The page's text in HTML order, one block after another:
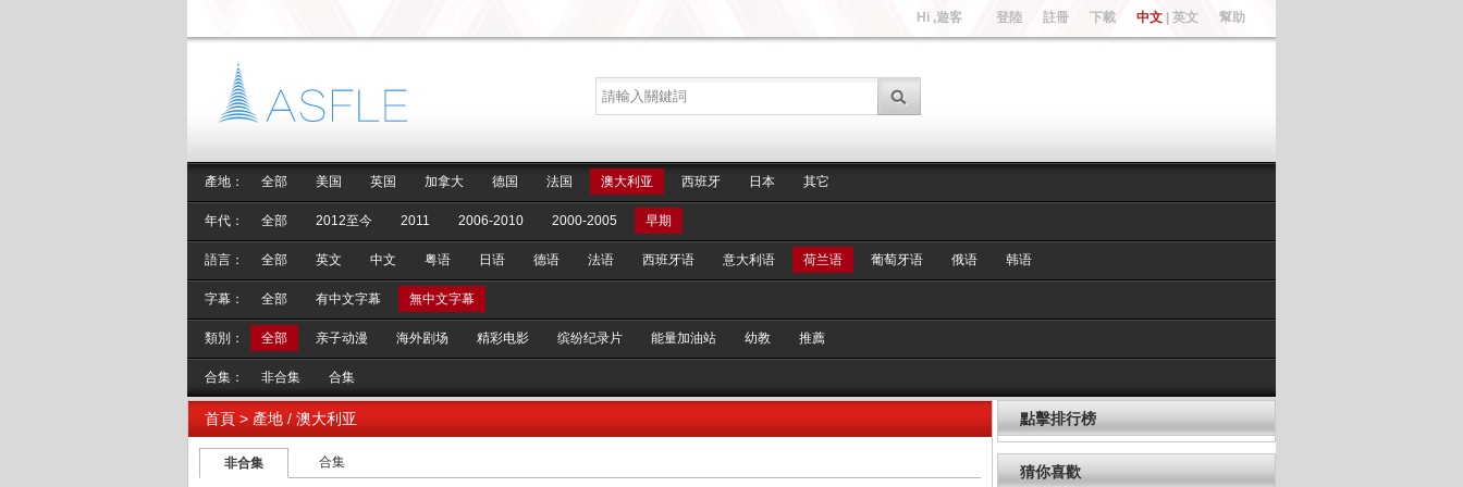
Hi ,遊客 登陸 註冊 下載 中文 英文 幫助
產地： 全部 美国 英国 加拿大 德国 法国 澳大利亚 西班牙 日本 其它
年代： 全部 2012至今 2011 2006-2010 2000-2005 早期
語言： 全部 英文 中文 粤语 日语 德语 法语 西班牙语 意大利语 荷兰语 葡萄牙语 俄语 韩语
字幕： 全部 有中文字幕 無中文字幕
類別： 全部 亲子动漫 海外剧场 精彩电影 缤纷纪录片 能量加油站 幼教 推薦
合集： 非合集 合集
首頁 > 產地 / 澳大利亚
非合集 合集
點擊排行榜
猜你喜歡